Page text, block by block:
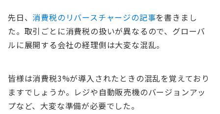
先日、 消費税のリバースチャージの記事を書きまし
た。取引ごとに消費税の扱いが異なるので、グローバ
ルに展開する会社の経理側は大変な混乱。
皆様は消費税3%が導入されたときの混乱を覚えており
ますでしょうか。レジや自動販売機のバージョンアッ
プなど、大変な準備が必要でした。